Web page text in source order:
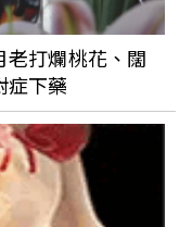
老打爛桃花、闊
症下藥